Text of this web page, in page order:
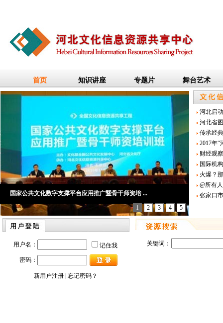
国家公共文化数字支撑平台应用推广暨骨干师资培 ...
“资源服务宝”到河北
2016年度文化共享工程地方资源建设项目专家评审 ...
2015年共享工程地方资源建设项目专家验收会在河 ...
河北省市、县文化共享工程电子阅览服务推广培训 ...
1 2 3 4 5
河北启
河北省
传承经
2017年
财经观
国际机
火爆？
@所有
张家口
用户名： 记住我
密码：
新用户注册 |忘记密码？
关键词：